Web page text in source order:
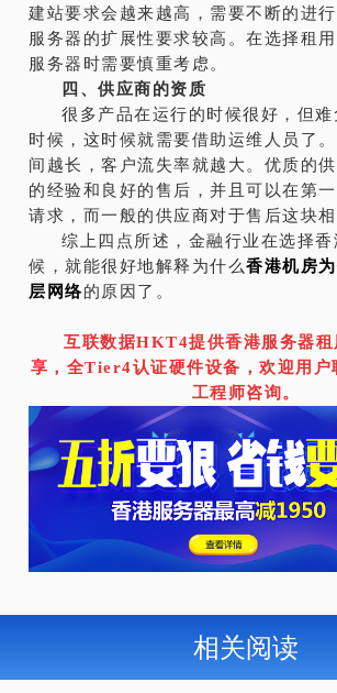
建站要求会越来越高，需要不断的进
服务器的扩展性要求较高。在选择租
服务器时需要慎重考虑。
四、供应商的资质
很多产品在运行的时候很好，但
时候，这时候就需要借助运维人员了
间越长，客户流失率就越大。优质的
的经验和良好的售后，并且可以在第
请求，而一般的供应商对于售后这块相
综上四点所述，金融行业在选择
候，就能很好地解释为什么香港机房
层网络的原因了。
互联数据HKT4提供香港服务器租
享，全Tier4认证硬件设备，欢迎用户
工程师咨询。
相关阅读